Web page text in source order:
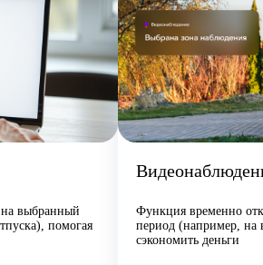
выбранный
помогая
Функция временно
период (например, на
сэкономить деньги